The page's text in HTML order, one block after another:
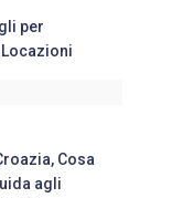
per
Cosa
agli